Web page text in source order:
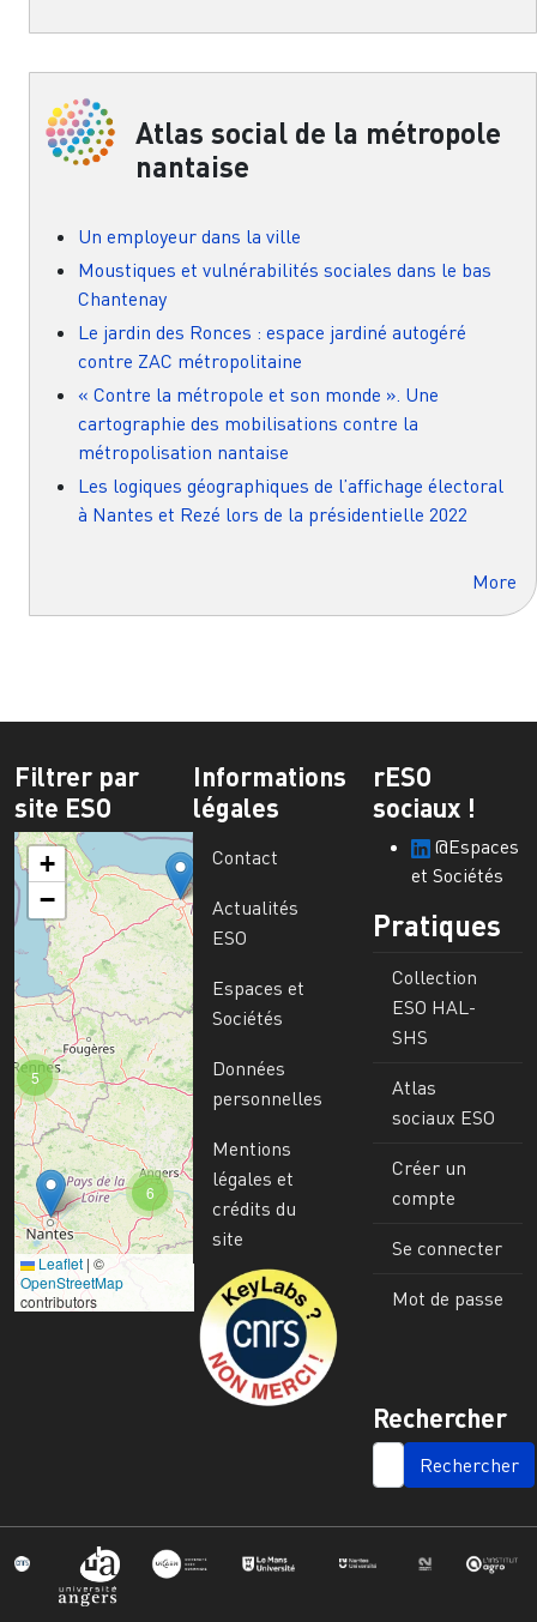
Atlas social de la métropole
nantaise
Un employeur dans la ville
Moustiques et vulnérabilités sociales dans le bas
Chantenay
Le jardin des Ronces : espace jardiné autogéré
contre ZAC métropolitaine
« Contre la métropole et son monde ». Une
cartographie des mobilisations contre la
métropolisation nantaise
Les logiques géographiques de l’affichage électoral
à Nantes et Rezé lors de la présidentielle 2022
More
Filtrer par
site ESO
6
5
+
−
Leaflet | ©
OpenStreetMap
contributors
Informations
légales
Contact
Actualités
ESO
Espaces et
Sociétés
Données
personnelles
Mentions
légales et
crédits du
site
Image
rESO
sociaux !
@Espaces
et Sociétés
Pratiques
Collection
ESO HAL-
SHS
Atlas
sociaux ESO
Créer un
compte
Se connecter
Mot de passe
Rechercher
SEARCH